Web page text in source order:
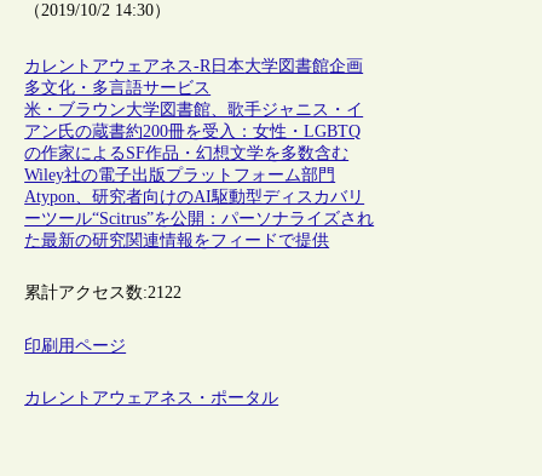
（2019/10/2 14:30）
カレントアウェアネス-R日本大学図書館企画
多文化・多言語サービス
米・ブラウン大学図書館、歌手ジャニス・イ
アン氏の蔵書約200冊を受入：女性・LGBTQ
の作家によるSF作品・幻想文学を多数含む
Wiley社の電子出版プラットフォーム部門
Atypon、研究者向けのAI駆動型ディスカバリ
ーツール“Scitrus”を公開：パーソナライズされ
た最新の研究関連情報をフィードで提供
累計アクセス数:2122
印刷用ページ
カレントアウェアネス・ポータル